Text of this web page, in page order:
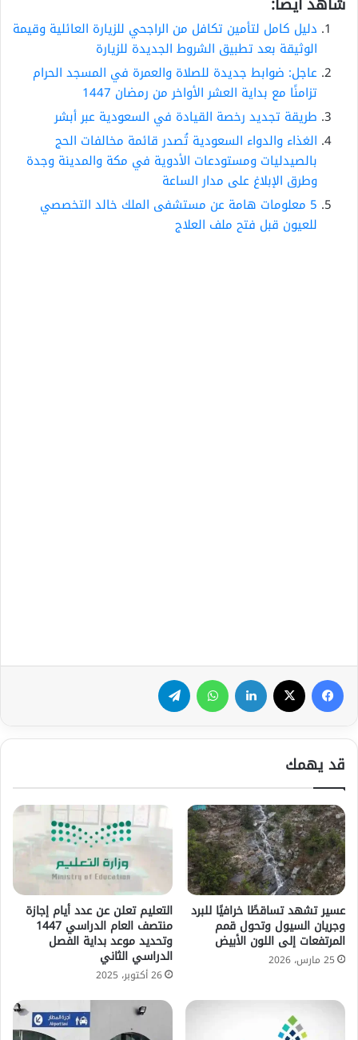
دليل كامل لتأمين تكافل من الراجحي للزيارة العائلية وقيمة
الوثيقة بعد تطبيق الشروط الجديدة للزيارة
عاجل: ضوابط جديدة للصلاة والعمرة في المسجد الحرام
تزامنًا مع بداية العشر الأواخر من رمضان 1447
طريقة تجديد رخصة القيادة في السعودية عبر أبشر
الغذاء والدواء السعودية تُصدر قائمة مخالفات الحج
بالصيدليات ومستودعات الأدوية في مكة والمدينة وجدة
وطرق الإبلاغ على مدار الساعة
5 معلومات هامة عن مستشفى الملك خالد التخصصي
للعيون قبل فتح ملف العلاج
فيسبوك لينكدإن واتساب
قد يهمك
عسير تشهد تساقطًا خرافيًا للبرد
وجريان السيول وتحول قمم
المرتفعات إلى اللون الأبيض
25 مارس، 2026
التعليم تعلن عن عدد أيام إجازة
منتصف العام الدراسي 1447
وتحديد موعد بداية الفصل
الدراسي الثاني
26 أكتوبر، 2025